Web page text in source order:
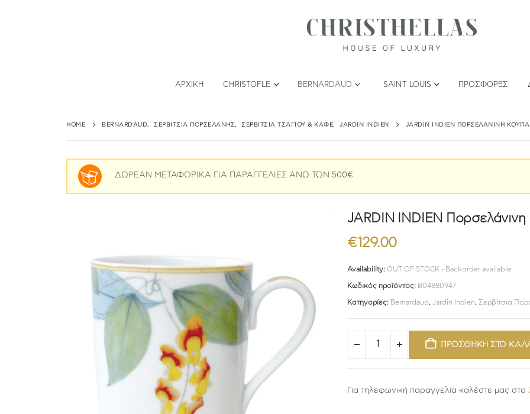
ΑΡΧΙΚΉ CHRISTOFLE BERNARDAUD SAINT LOUIS ΠΡΟΣΦΟΡΈΣ
HOME BERNARDAUD, ΣΕΡΒΊΤΣΙΑ ΠΟΡΣΕΛΆΝΗΣ, ΣΕΡΒΊΤΣΙΑ ΤΣΑΓΙΟΎ & ΚΑΦΈ, JARDIN INDIEN JARDIN INDIEN ΠΟΡΣΕΛΆΝΙΝΗ ΚΟΎΠΑ
ΔΩΡΕΑΝ ΜΕΤΑΦΟΡΙΚΑ ΓΙΑ ΠΑΡΑΓΓΕΛΙΕΣ ΑΝΩ ΤΩΝ 500€
JARDIN INDIEN
€129.00
Availability: OUT OF STOCK - Backorder available
Κωδικός προϊόντος: B04880947
Κατηγορίες: Bernardaud , Jardin Indien, Σερβίτσια
ΠΡΟΣΘΗΚΗ ΣΤΟ
Για τηλεφωνική παραγγελία καλέστε μας στο